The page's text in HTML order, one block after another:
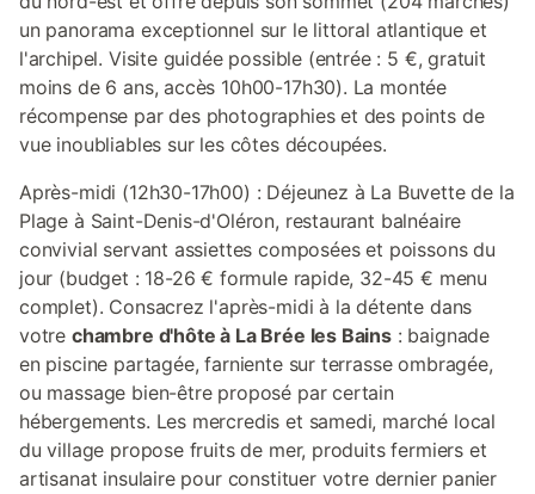
un panorama exceptionnel sur le littoral atlantique et
l'archipel. Visite guidée possible (entrée : 5 €, gratuit
moins de 6 ans, accès 10h00-17h30). La montée
récompense par des photographies et des points de
vue inoubliables sur les côtes découpées.
Après-midi (12h30-17h00) : Déjeunez à La Buvette de la
Plage à Saint-Denis-d'Oléron, restaurant balnéaire
convivial servant assiettes composées et poissons du
jour (budget : 18-26 € formule rapide, 32-45 € menu
complet). Consacrez l'après-midi à la détente dans
votre chambre d'hôte à La Brée les Bains: baignade
en piscine partagée, farniente sur terrasse ombragée,
ou massage bien-être proposé par certain
hébergements. Les mercredis et samedi, marché local
du village propose fruits de mer, produits fermiers et
artisanat insulaire pour constituer votre dernier panier